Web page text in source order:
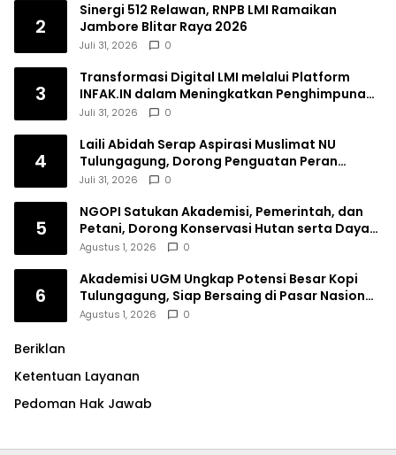
2
Sinergi 512 Relawan, RNPB LMI Ramaikan
Jambore Blitar Raya 2026
Juli 31, 2026 0
3
Transformasi Digital LMI melalui Platform
INFAK.IN dalam Meningkatkan Penghimpunan
Dana Filantropi Islam
Juli 31, 2026 0
4
Laili Abidah Serap Aspirasi Muslimat NU
Tulungagung, Dorong Penguatan Peran
Perempuan
Juli 31, 2026 0
5
NGOPI Satukan Akademisi, Pemerintah, dan
Petani, Dorong Konservasi Hutan serta Daya
Saing Kopi Tulungagung
Agustus 1, 2026 0
6
Akademisi UGM Ungkap Potensi Besar Kopi
Tulungagung, Siap Bersaing di Pasar Nasional
hingga Dunia
Agustus 1, 2026 0
Beriklan
Ketentuan Layanan
Pedoman Hak Jawab